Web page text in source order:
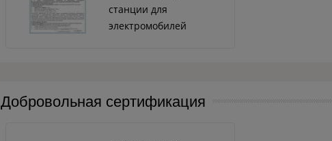
станции для
электромобилей
Добровольная сертификация